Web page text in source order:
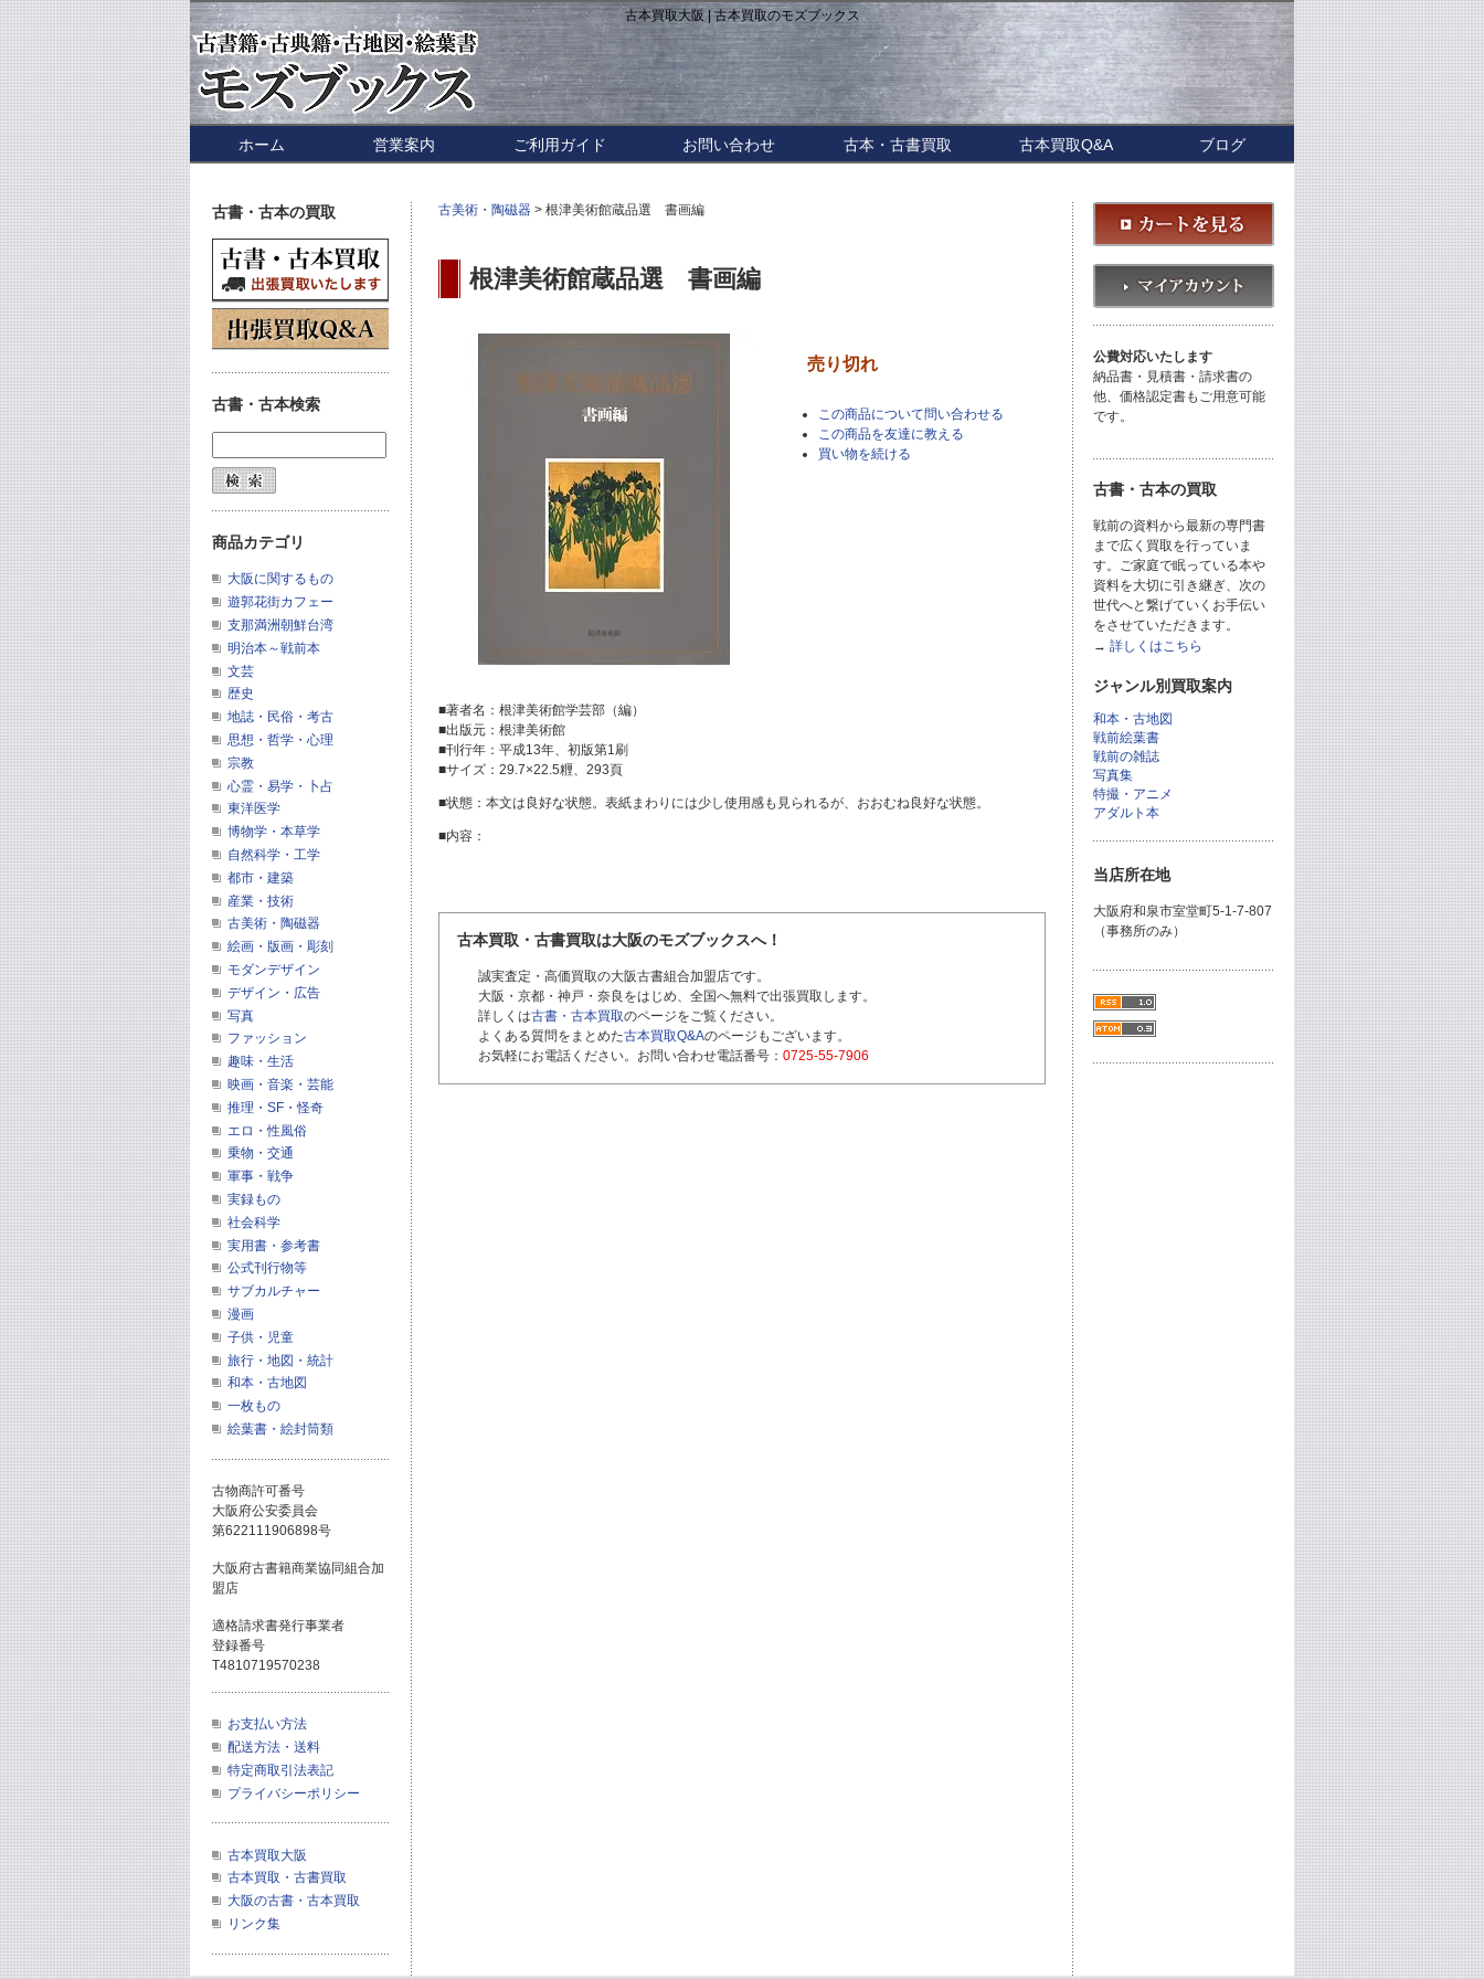
古本買取大阪 | 古本買取のモズブックス
ホーム 営業案内 ご利用ガイド お問い合わせ 古本・古書買取 古本買取Q&A ブログ
古美術・陶磁器 > 根津美術館蔵品選 書画編
根津美術館蔵品選 書画編
売り切れ
この商品について問い合わせる
この商品を友達に教える
買い物を続ける
■著者名：根津美術館学芸部（編）
■出版元：根津美術館
■刊行年：平成13年、初版第1刷
■サイズ：29.7×22.5糎、293頁
■状態：本文は良好な状態。表紙まわりには少し使用感も見られるが、おおむね良好な状態。
■内容：
古本買取・古書買取は大阪のモズブックスへ！
誠実査定・高価買取の大阪古書組合加盟店です。
大阪・京都・神戸・奈良をはじめ、全国へ無料で出張買取します。
詳しくは古書・古本買取のページをご覧ください。
よくある質問をまとめた古本買取Q&Aのページもございます。
お気軽にお電話ください。お問い合わせ電話番号： 0725-55-7906
古書・古本の買取
古書・古本検索
商品カテゴリ
大阪に関するもの
遊郭花街カフェー
支那満洲朝鮮台湾
明治本～戦前本
文芸
歴史
地誌・民俗・考古
思想・哲学・心理
宗教
心霊・易学・卜占
東洋医学
博物学・本草学
自然科学・工学
都市・建築
産業・技術
古美術・陶磁器
絵画・版画・彫刻
モダンデザイン
デザイン・広告
写真
ファッション
趣味・生活
映画・音楽・芸能
推理・SF・怪奇
エロ・性風俗
乗物・交通
軍事・戦争
実録もの
社会科学
実用書・参考書
公式刊行物等
サブカルチャー
漫画
子供・児童
旅行・地図・統計
和本・古地図
一枚もの
絵葉書・絵封筒類
古物商許可番号
大阪府公安委員会
第622111906898号
大阪府古書籍商業協同組合加
盟店
適格請求書発行事業者
登録番号
T4810719570238
お支払い方法
配送方法・送料
特定商取引法表記
プライバシーポリシー
古本買取大阪
古本買取・古書買取
大阪の古書・古本買取
リンク集
公費対応いたします
納品書・見積書・請求書の
他、価格認定書もご用意可能
です。
古書・古本の買取
戦前の資料から最新の専門書
まで広く買取を行っていま
す。ご家庭で眠っている本や
資料を大切に引き継ぎ、次の
世代へと繋げていくお手伝い
をさせていただきます。
→ 詳しくはこちら
ジャンル別買取案内
和本・古地図
戦前絵葉書
戦前の雑誌
写真集
特撮・アニメ
アダルト本
当店所在地
大阪府和泉市室堂町5-1-7-807
（事務所のみ）